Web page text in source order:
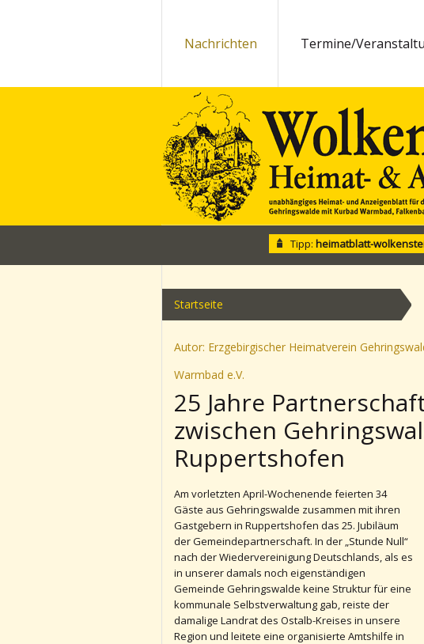
Nachrichten Termine/
Tipp: heimatblatt-
Startseite
Autor: Erzgebirgischer Heimatverein
Warmbad e.V.
25 Jahre
zwischen
Ruppertshofen
Am vorletzten April-Wochenende feierten 34
Gäste aus Gehringswalde zusammen mit ihren
Gastgebern in Ruppertshofen das 25. Jubiläum
der Gemeindepartnerschaft. In der „Stunde Null“
nach der Wiedervereinigung Deutschlands, als es
in unserer damals noch eigenständigen
Gemeinde Gehringswalde keine Struktur für eine
kommunale Selbstverwaltung gab, reiste der
damalige Landrat des Ostalb-Kreises in unsere
Region und leitete eine organisierte Amtshilfe in